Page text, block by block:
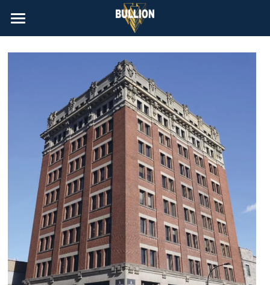
À Louer | Rentals